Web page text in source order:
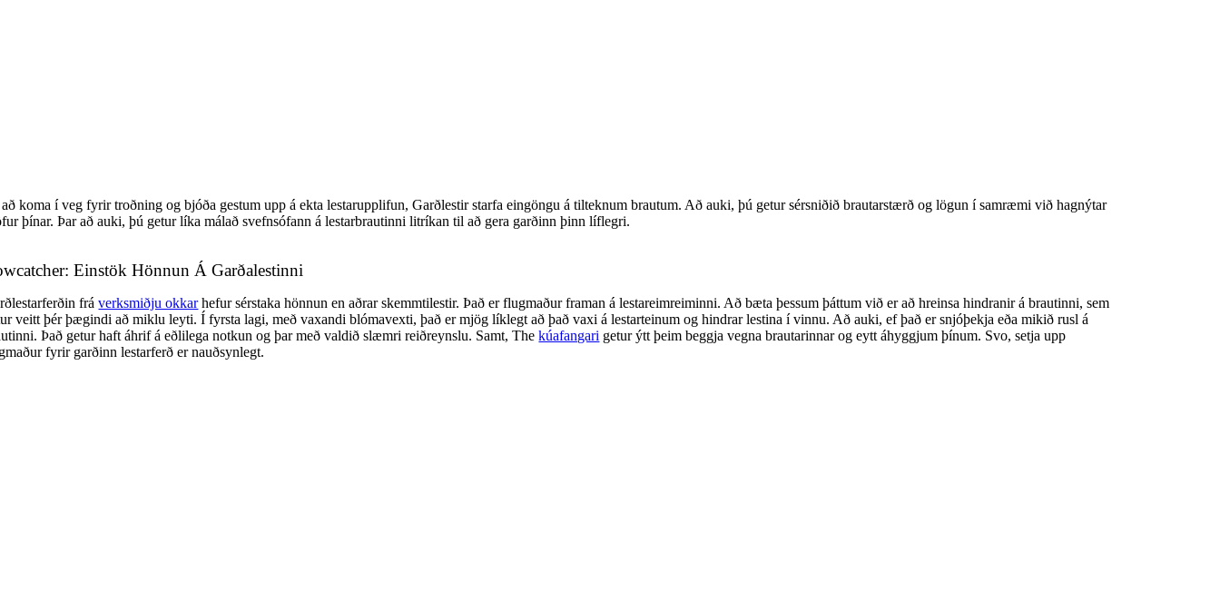
koma í veg fyrir troðning og bjóða gestum upp á ekta lestarupplifun, Garðlestir starfa eingöngu á tilteknum brautum. Að auki, þú getur sérsniðið brautarstærð og lögun í samræmi við hagnýtar
þínar. Þar að auki, þú getur líka málað svefnsófann á lestarbrautinni litríkan til að gera garðinn þinn líflegri.
Einstök Hönnun Á Garðalestinni
fráverksmiðju okkarhefur sérstaka hönnun en aðrar skemmtilestir. Það er flugmaður framan á lestareimreiminni. Að bæta þessum þáttum við er að hreinsa hindranir á brautinni, sem
veitt þér þægindi að miklu leyti. Í fyrsta lagi, með vaxandi blómavexti, það er mjög líklegt að það vaxi á lestarteinum og hindrar lestina í vinnu. Að auki, ef það er snjóþekja eða mikið rusl á
Það getur haft áhrif á eðlilega notkun og þar með valdið slæmri reiðreynslu. Samt, Thekúafangari getur ýtt þeim beggja vegna brautarinnar og eytt áhyggjum þínum. Svo, setja upp
fyrir garðinn lestarferð er nauðsynlegt.